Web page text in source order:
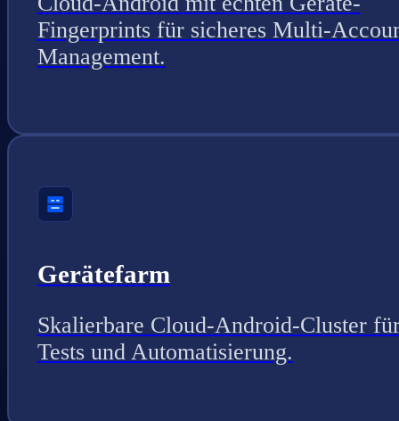
Fingerprints für sicheres Multi-
Management.
Gerätefarm
Skalierbare Cloud-Android-Cluster
Tests und Automatisierung.